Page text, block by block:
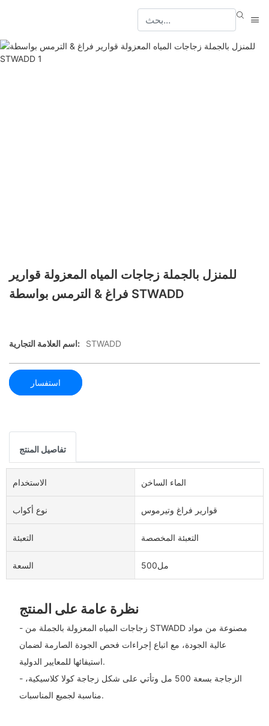
للمنزل بالجملة زجاجات المياه المعزولة قوارير
فراغ & الترمس بواسطة STWADD
اسم العلامة التجارية: STWADD
استفسار
تفاصيل المنتج
الاستخدام الماء الساخن
نوع أكواب قوارير فراغ وتيرموس
التعبئة التعبئة المخصصة
السعة مل500
نظرة عامة على المنتج
- زجاجات المياه المعزولة بالجملة من STWADD مصنوعة من مواد
عالية الجودة، مع اتباع إجراءات فحص الجودة الصارمة لضمان
استيفائها للمعايير الدولية.
- الزجاجة بسعة 500 مل وتأتي على شكل زجاجة كولا كلاسيكية،
مناسبة لجميع المناسبات.